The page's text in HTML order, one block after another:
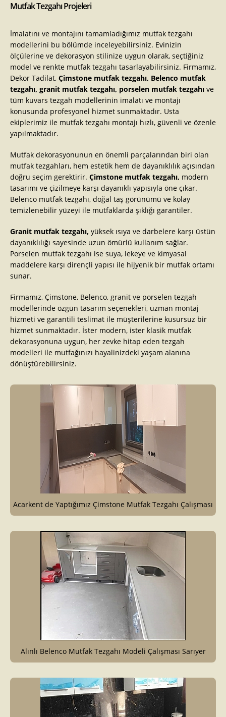
Mutfak Tezgahı Projeleri
İmalatını ve montajını tamamladığımız mutfak tezgahı
modellerini bu bölümde inceleyebilirsiniz. Evinizin
ölçülerine ve dekorasyon stilinize uygun olarak, seçtiğiniz
model ve renkte mutfak tezgahı tasarlayabilirsiniz. Firmamız,
Dekor Tadilat, Çimstone mutfak tezgahı, Belenco mutfak
tezgahı, granit mutfak tezgahı, porselen mutfak tezgahı ve
tüm kuvars tezgah modellerinin imalatı ve montajı
konusunda profesyonel hizmet sunmaktadır. Usta
ekiplerimiz ile mutfak tezgahı montajı hızlı, güvenli ve özenle
yapılmaktadır.
Mutfak dekorasyonunun en önemli parçalarından biri olan
mutfak tezgahları, hem estetik hem de dayanıklılık açısından
doğru seçim gerektirir. Çimstone mutfak tezgahı, modern
tasarımı ve çizilmeye karşı dayanıklı yapısıyla öne çıkar.
Belenco mutfak tezgahı, doğal taş görünümü ve kolay
temizlenebilir yüzeyi ile mutfaklarda şıklığı garantiler.
Granit mutfak tezgahı, yüksek ısıya ve darbelere karşı üstün
dayanıklılığı sayesinde uzun ömürlü kullanım sağlar.
Porselen mutfak tezgahı ise suya, lekeye ve kimyasal
maddelere karşı dirençli yapısı ile hijyenik bir mutfak ortamı
sunar.
Firmamız, Çimstone, Belenco, granit ve porselen tezgah
modellerinde özgün tasarım seçenekleri, uzman montaj
hizmeti ve garantili teslimat ile müşterilerine kusursuz bir
hizmet sunmaktadır. İster modern, ister klasik mutfak
dekorasyonuna uygun, her zevke hitap eden tezgah
modelleri ile mutfağınızı hayalinizdeki yaşam alanına
dönüştürebilirsiniz.
Acarkent de Yaptığımız Çimstone Mutfak Tezgahı Çalışması
Alınlı Belenco Mutfak Tezgahı Modeli Çalışması Sarıyer